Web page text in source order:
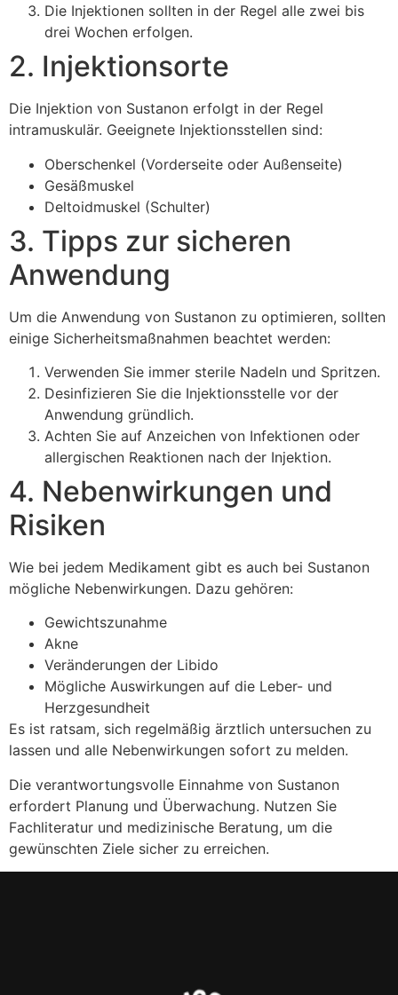
Die Injektionen sollten in der Regel alle zwei bis
drei Wochen erfolgen.
2. Injektionsorte
Die Injektion von Sustanon erfolgt in der Regel
intramuskulär. Geeignete Injektionsstellen sind:
Oberschenkel (Vorderseite oder Außenseite)
Gesäßmuskel
Deltoidmuskel (Schulter)
3. Tipps zur sicheren
Anwendung
Um die Anwendung von Sustanon zu optimieren, sollten
einige Sicherheitsmaßnahmen beachtet werden:
Verwenden Sie immer sterile Nadeln und Spritzen.
Desinfizieren Sie die Injektionsstelle vor der
Anwendung gründlich.
Achten Sie auf Anzeichen von Infektionen oder
allergischen Reaktionen nach der Injektion.
4. Nebenwirkungen und
Risiken
Wie bei jedem Medikament gibt es auch bei Sustanon
mögliche Nebenwirkungen. Dazu gehören:
Gewichtszunahme
Akne
Veränderungen der Libido
Mögliche Auswirkungen auf die Leber- und
Herzgesundheit
Es ist ratsam, sich regelmäßig ärztlich untersuchen zu
lassen und alle Nebenwirkungen sofort zu melden.
Die verantwortungsvolle Einnahme von Sustanon
erfordert Planung und Überwachung. Nutzen Sie
Fachliteratur und medizinische Beratung, um die
gewünschten Ziele sicher zu erreichen.